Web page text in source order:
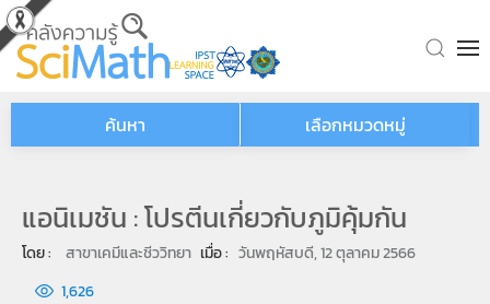
Skip to main content
ค้นหา เลือกหมวดหมู่
แอนิเมชัน : โปรตีนเกี่ยวกับภูมิคุ้มกัน
โดย : สาขาเคมีและชีววิทยา เมื่อ : วันพฤหัสบดี, 12 ตุลาคม 2566
1,626